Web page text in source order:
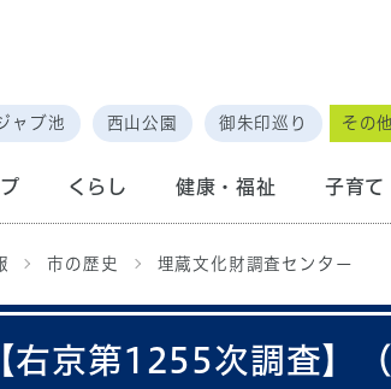
ャブ池 西山公園 御朱印巡り その
くらし 健康・福祉 子育て
市の歴史 埋蔵文化財調査センター
右京第1255次調査】